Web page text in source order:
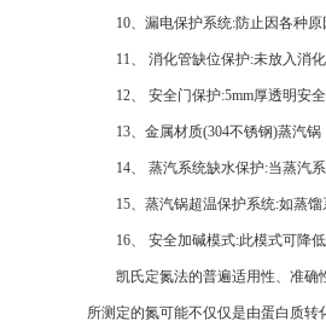
10、漏电保护系统:防止因各种原
11、 消化管缺位保护:未放入消化
12、 安全门保护:5mm厚透明安
13、金属材质(304不锈钢)蒸汽锅
14、 蒸汽系统缺水保护:当蒸汽系
15、蒸汽锅超温保护系统:如蒸馏
16、 安全加碱模式:此模式可降低
凯氏定氮法的普遍适用性、准确性
所测定的氮可能不仅仅是由蛋白质